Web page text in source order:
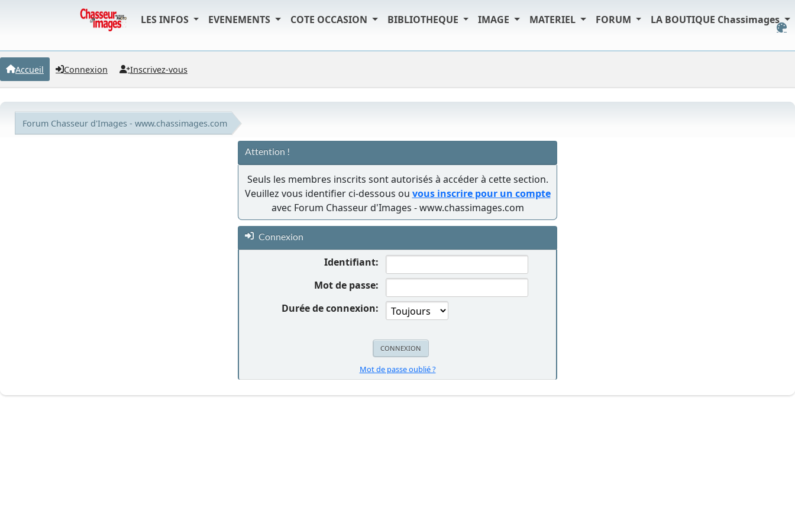
LES INFOS EVENEMENTS COTE OCCASION BIBLIOTHEQUE IMAGE MATERIEL FORUM LA BOUTIQUE Chassimages
Accueil Connexion Inscrivez-vous
Forum Chasseur d'Images - www.chassimages.com
Attention !
Seuls les membres inscrits sont autorisés à accéder à cette section.
Veuillez vous identifier ci-dessous ou vous inscrire pour un compte
avec Forum Chasseur d'Images - www.chassimages.com
Connexion
Identifiant:
Mot de passe:
Durée de connexion:
Mot de passe oublié ?